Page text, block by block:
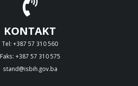
KONTAKT
Tel: +387 57 310 560
Faks: +387 57 310 575
stand@isbih.gov.ba